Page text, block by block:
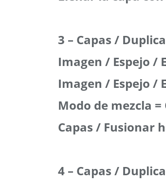
3 – Capas /
Imagen / Espejo /
Imagen / Espejo /
Modo de mezcla
Capas / Fusionar
4 – Capas /